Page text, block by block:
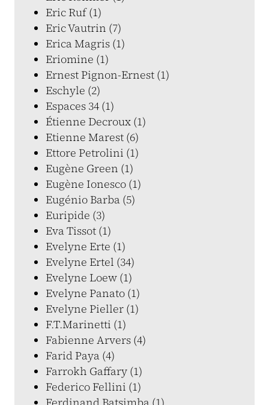
Eric Ruf (1)
Eric Vautrin (7)
Erica Magris (1)
Eriomine (1)
Ernest Pignon-Ernest (1)
Eschyle (2)
Espaces 34 (1)
Étienne Decroux (1)
Etienne Marest (6)
Ettore Petrolini (1)
Eugène Green (1)
Eugène Ionesco (1)
Eugénio Barba (5)
Euripide (3)
Eva Tissot (1)
Evelyne Erte (1)
Evelyne Ertel (34)
Evelyne Loew (1)
Evelyne Panato (1)
Evelyne Pieller (1)
F.T.Marinetti (1)
Fabienne Arvers (4)
Farid Paya (4)
Farrokh Gaffary (1)
Federico Fellini (1)